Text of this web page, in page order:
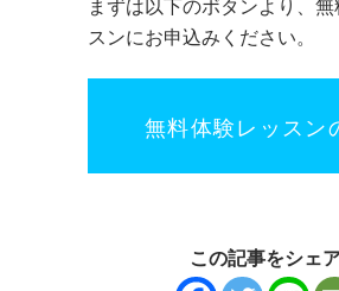
まずは以下のボタンより、
スンにお申込みください。
無料体験レッスン
この記事をシェ